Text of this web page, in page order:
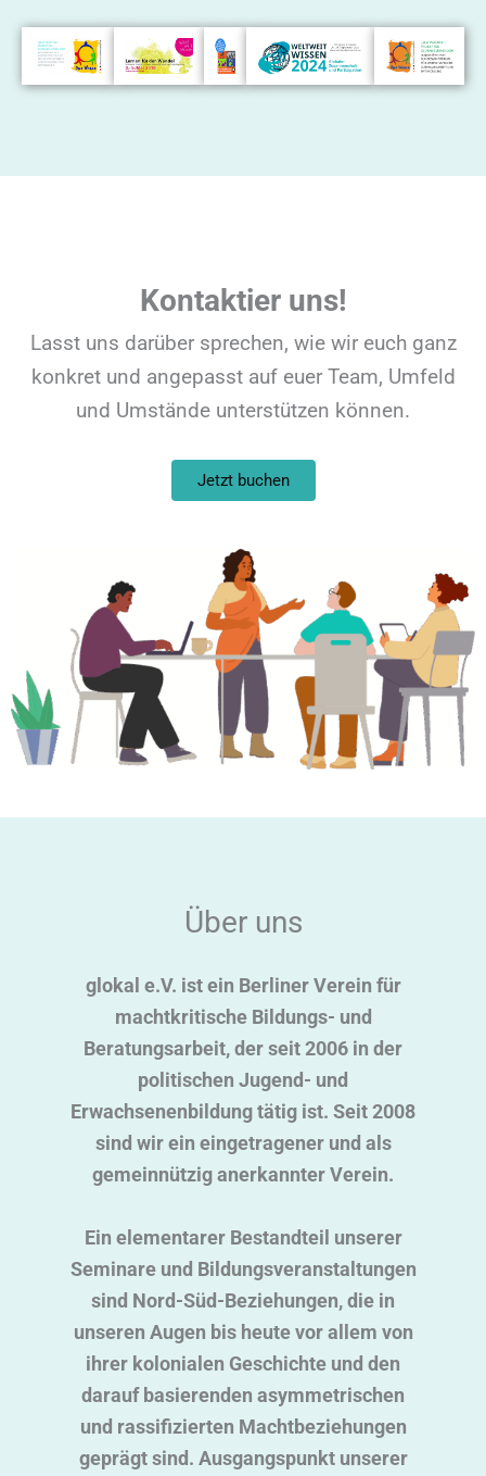
Kontaktier uns!
Lasst uns darüber sprechen, wie wir euch ganz
konkret und angepasst auf euer Team, Umfeld
und Umstände unterstützen können.
Jetzt buchen
Über uns
glokal e.V. ist ein Berliner Verein für
machtkritische Bildungs- und
Beratungsarbeit, der seit 2006 in der
politischen Jugend- und
Erwachsenenbildung tätig ist. Seit 2008
sind wir ein eingetragener und als
gemeinnützig anerkannter Verein.
Ein elementarer Bestandteil unserer
Seminare und Bildungsveranstaltungen
sind Nord-Süd-Beziehungen, die in
unseren Augen bis heute vor allem von
ihrer kolonialen Geschichte und den
darauf basierenden asymmetrischen
und rassifizierten Machtbeziehungen
geprägt sind. Ausgangspunkt unserer